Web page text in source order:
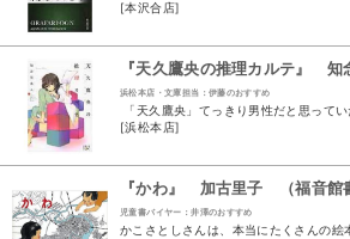
[本沢合店]
浜松本店・文庫担当：伊藤のおすすめ
[浜松本店]
『かわ』 加古里子 （福音館
児童書バイヤー：井澤のおすすめ